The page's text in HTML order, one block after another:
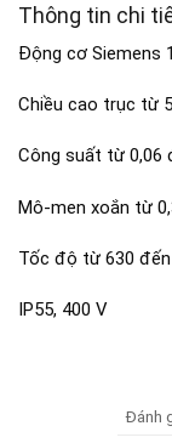
Thông tin chi
Động cơ Siemens
Chiều cao trục từ
Công suất từ ​​0,06
Mô-men xoắn từ
Tốc độ từ 630
IP55, 400 V
Đánh